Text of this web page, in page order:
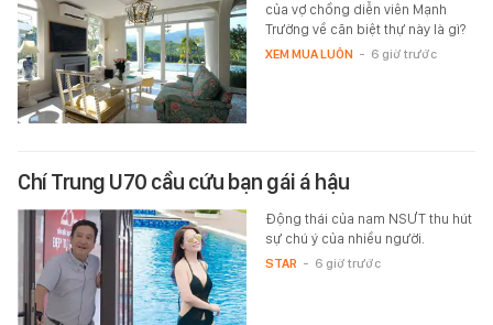
của vợ chồng diễn viên Mạnh
Trường về căn biệt thự này là gì?
XEM MUA LUÔN - 6 giờ trước
Chí Trung U70 cầu cứu bạn gái á hậu
Động thái của nam NSƯT thu hút
sự chú ý của nhiều người.
STAR - 6 giờ trước